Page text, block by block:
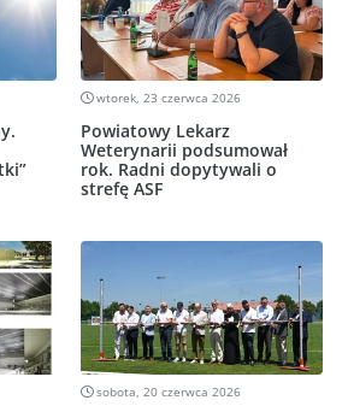
wtorek, 23 czerwca 2026
Powiatowy Lekarz
Weterynarii podsumował
rok. Radni dopytywali o
strefę ASF
sobota, 20 czerwca 2026